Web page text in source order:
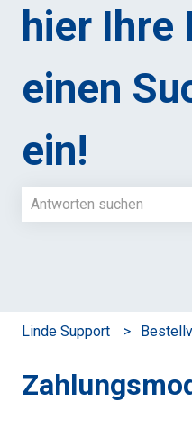
hier Ihre
einen
ein!
Linde Support